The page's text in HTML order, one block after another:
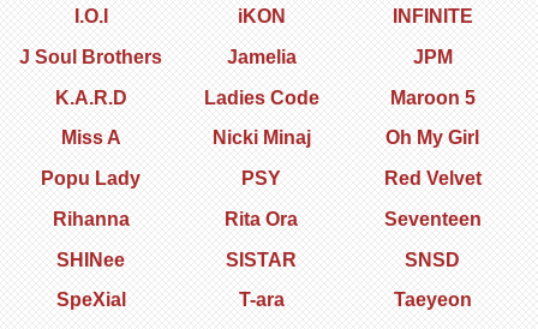
I.O.I
iKON
INFINITE
J Soul Brothers
Jamelia
JPM
K.A.R.D
Ladies Code
Maroon 5
Miss A
Nicki Minaj
Oh My Girl
Popu Lady
PSY
Red Velvet
Rihanna
Rita Ora
Seventeen
SHINee
SISTAR
SNSD
SpeXial
T-ara
Taeyeon